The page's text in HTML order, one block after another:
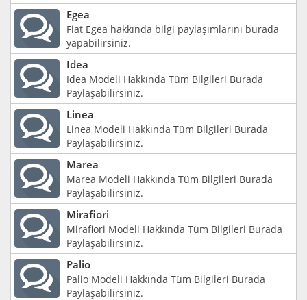
Egea
Fiat Egea hakkında bilgi paylaşımlarını burada
yapabilirsiniz.
Idea
Idea Modeli Hakkında Tüm Bilgileri Burada
Paylaşabilirsiniz.
Linea
Linea Modeli Hakkında Tüm Bilgileri Burada
Paylaşabilirsiniz.
Marea
Marea Modeli Hakkında Tüm Bilgileri Burada
Paylaşabilirsiniz.
Mirafiori
Mirafiori Modeli Hakkında Tüm Bilgileri Burada
Paylaşabilirsiniz.
Palio
Palio Modeli Hakkında Tüm Bilgileri Burada
Paylaşabilirsiniz.